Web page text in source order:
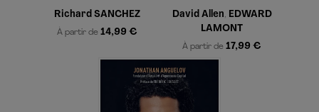
Richard SANCHEZ
À partir de 14,99 €
David Allen, EDWARD
LAMONT
À partir de17,99 €